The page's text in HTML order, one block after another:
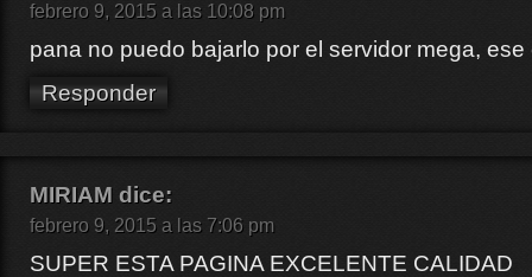
febrero 9, 2015 a las 10:08 pm
pana no puedo bajarlo por el servidor mega,
Responder
MIRIAM dice:
febrero 9, 2015 a las 7:06 pm
SUPER ESTA PAGINA EXCELENTE CALIDAD